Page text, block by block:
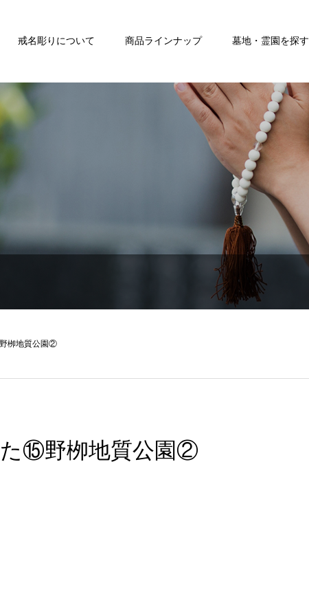
戒名彫りについて 商品ラインナップ 墓地・霊園を探す
栁地質公園②
た⑮野栁地質公園②